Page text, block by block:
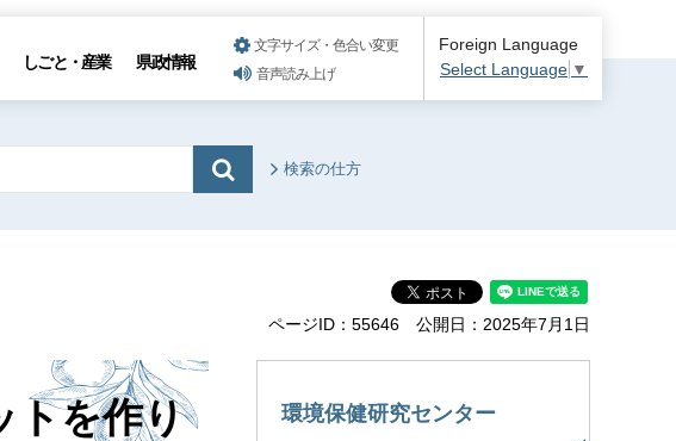
しごと・産業 県政情報
文字サイズ・色合い変更
音声読み上げ
Foreign Language
Select Language ▼
検索の仕方
ページID：55646 公開日：2025年7月1日
トを作り
環境保健研究センター